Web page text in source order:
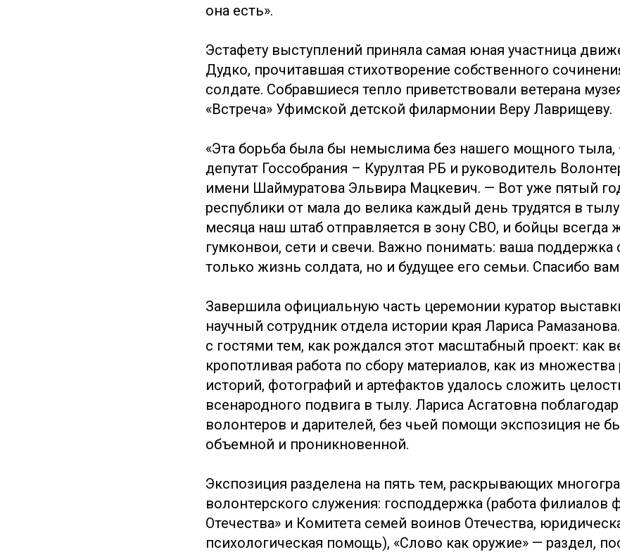
она есть».
Эстафету выступлений приняла самая юная участница
Дудко, прочитавшая стихотворение собственного
солдате. Собравшиеся тепло приветствовали ветерана
«Встреча» Уфимской детской филармонии Веру Лаврищеву.
«Эта борьба была бы немыслима без нашего мощного тыла,
депутат Госсобрания – Курултая РБ и руководитель
имени Шаймуратова Эльвира Мацкевич. — Вот уже пятый
республики от мала до велика каждый день трудятся в
месяца наш штаб отправляется в зону СВО, и бойцы всегда
гумконвои, сети и свечи. Важно понимать: ваша поддержка
только жизнь солдата, но и будущее его семьи. Спасибо вам
Завершила официальную часть церемонии куратор
научный сотрудник отдела истории края Лариса
с гостями тем, как рождался этот масштабный проект: как
кропотливая работа по сбору материалов, как из
историй, фотографий и артефактов удалось сложить
всенародного подвига в тылу. Лариса Асгатовна
волонтеров и дарителей, без чьей помощи экспозиция не
объемной и проникновенной.
Экспозиция разделена на пять тем, раскрывающих
волонтерского служения: господдержка (работа филиалов
Отечества» и Комитета семей воинов Отечества,
психологическая помощь), «Слово как оружие» — раздел,